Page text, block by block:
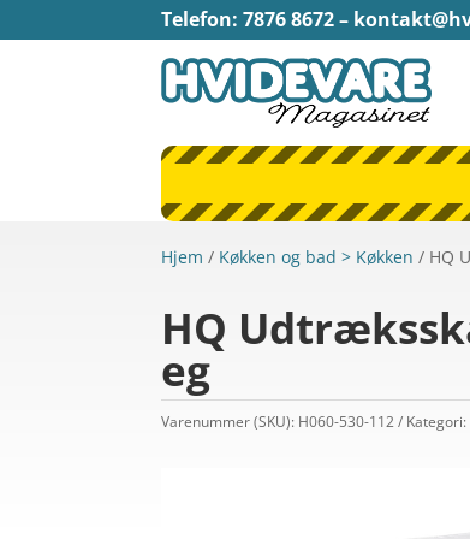
Telefon: 7876 8672 –
Hjem / Køkken og bad > Køkken / HQ
HQ
eg
Varenummer (SKU): H060-530-112 Kategori: